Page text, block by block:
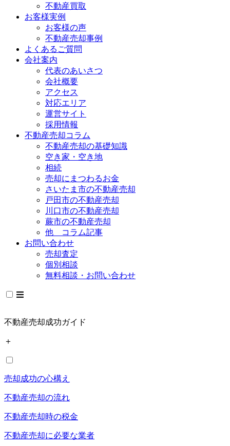
不動産買取
お客様実例
お客様の声
不動産売却事例
よくあるご質問
会社案内
代表のあいさつ
会社概要
アクセス
対応エリア
運営サイト
採用情報
不動産売却コラム
不動産売却の基礎知識
空き家・空き地
相続
売却にまつわるお金
さいたま市の不動産売却
戸田市の不動産売却
川口市の不動産売却
蕨市の不動産売却
他 コラム記事
お問い合わせ
売却査定
個別相談
無料相談・お問い合わせ
不動産売却成功ガイド
＋
売却成功の心構え
不動産売却の流れ
不動産売却時の税金
不動産売却に必要な業者